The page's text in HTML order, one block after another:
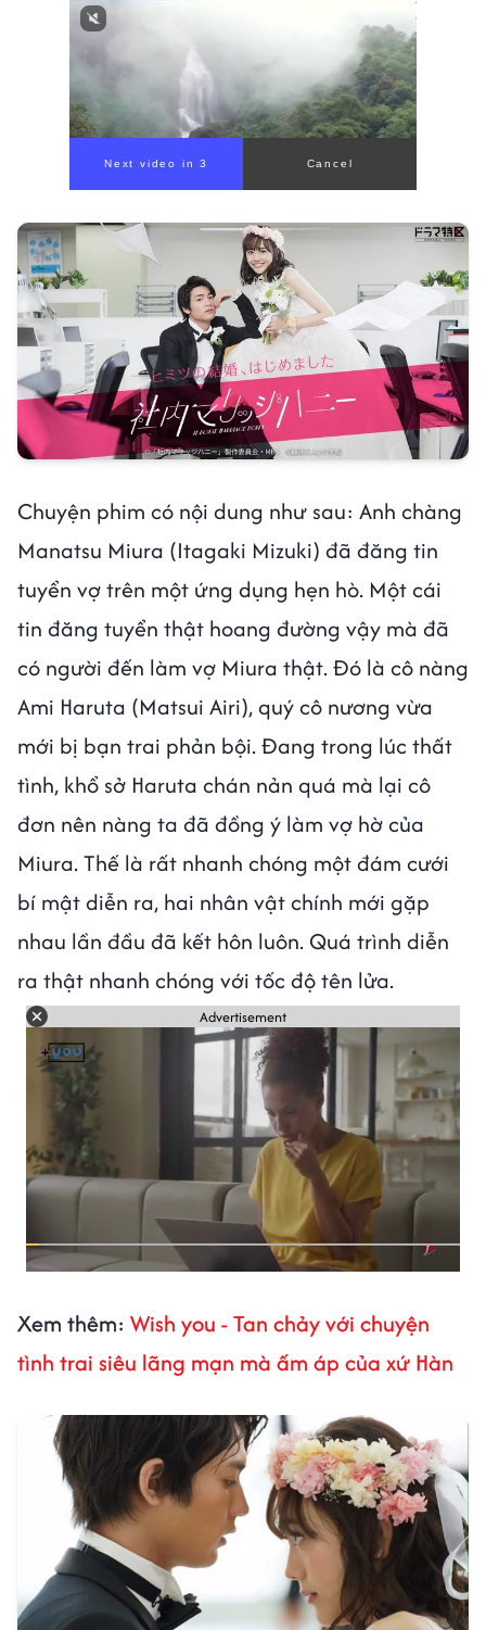
Next video in 1 Cancel
Chuyện phim có nội dung như sau: Anh chàng
Manatsu Miura (Itagaki Mizuki) đã đăng tin
tuyển vợ trên một ứng dụng hẹn hò. Một cái
tin đăng tuyển thật hoang đường vậy mà đã
có người đến làm vợ Miura thật. Đó là cô nàng
Ami Haruta (Matsui Airi), quý cô nương vừa
mới bị bạn trai phản bội. Đang trong lúc thất
tình, khổ sở Haruta chán nản quá mà lại cô
đơn nên nàng ta đã đồng ý làm vợ hờ của
Miura. Thế là rất nhanh chóng một đám cưới
bí mật diễn ra, hai nhân vật chính mới gặp
nhau lần đầu đã kết hôn luôn. Quá trình diễn
ra thật nhanh chóng với tốc độ tên lửa.
Advertisement
Xem thêm: Wish you - Tan chảy với chuyện
tình trai siêu lãng mạn mà ấm áp của xứ Hàn